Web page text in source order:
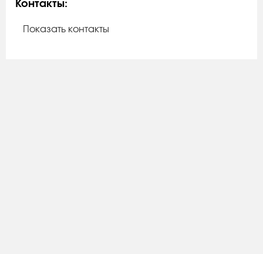
Контакты:
Показать контакты